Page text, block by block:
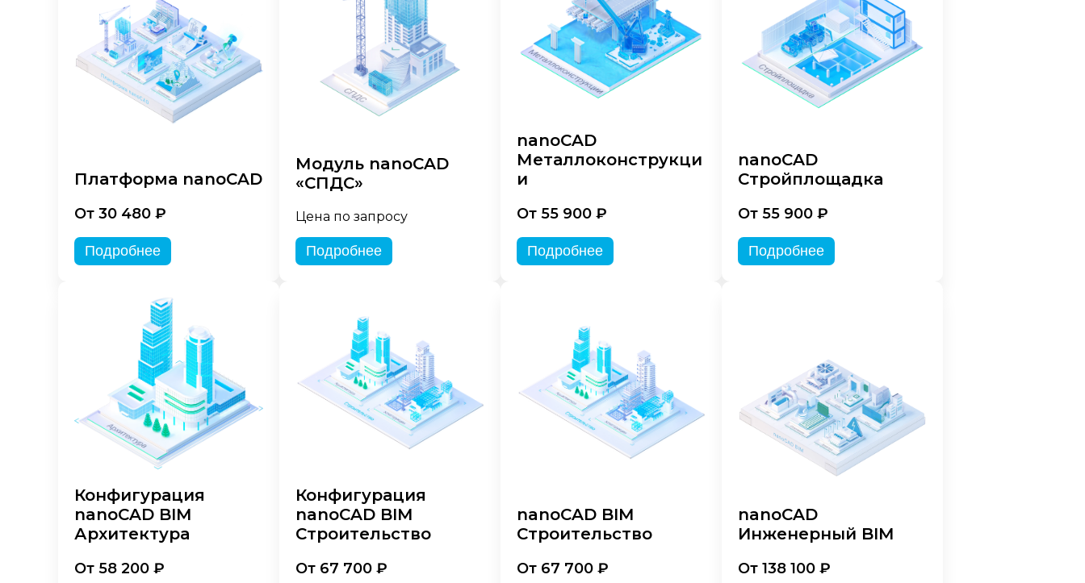
Платформа nanoCAD
От 30 480 ₽
Подробнее
Модуль nanoCAD
«СПДС»
Цена по запросу
Подробнее
nanoCAD
Металлоконструкци
и
От 55 900 ₽
Подробнее
nanoCAD
Стройплощадка
От 55 900 ₽
Подробнее
Конфигурация
nanoCAD BIM
Архитектура
От 58 200 ₽
Конфигурация
nanoCAD BIM
Строительство
От 67 700 ₽
nanoCAD BIM
Строительство
От 67 700 ₽
nanoCAD
Инженерный BIM
От 138 100 ₽